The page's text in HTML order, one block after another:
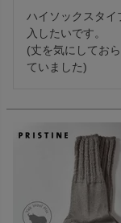
ハイソックスタイ
入したいです。
(丈を気にしてお
ていました)